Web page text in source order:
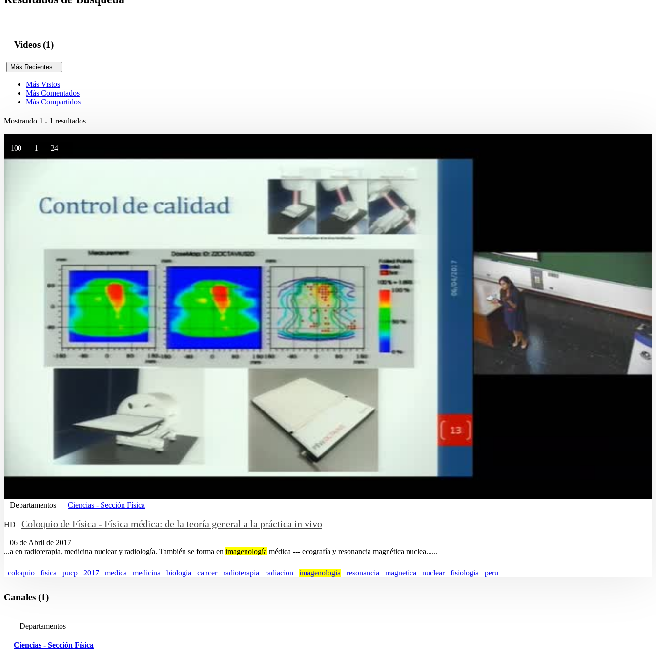
Videos (1)
Más Recientes
Más Vistos
Más Comentados
Más Compartidos
Mostrando 1 - 1 resultados
100 1 24
Departamentos Ciencias - Sección Física
HD Coloquio de Física - Física médica: de la teoría general a la práctica in vivo
06 de Abril de 2017
...a en radioterapia, medicina nuclear y radiología. También se forma en imagenología médica --- ecografía y resonancia magnética nuclea......
coloquio fisica pucp 2017 medica medicina biologia cancer radioterapia radiacion imagenologia resonancia magnetica nuclear fisiologia peru
Canales (1)
Departamentos
Ciencias - Sección Física